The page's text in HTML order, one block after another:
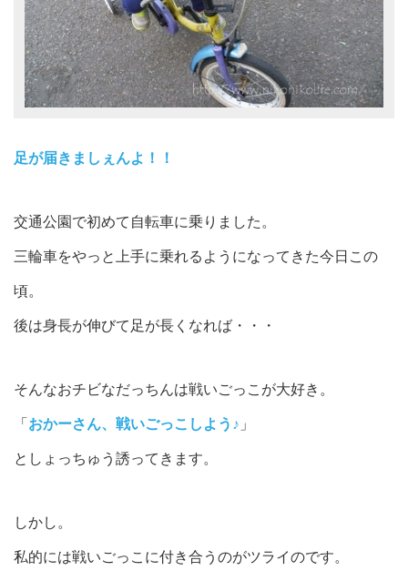
足が届きましぇんよ！！
交通公園で初めて自転車に乗りました。
三輪車をやっと上手に乗れるようになってきた今日この
頃。
後は身長が伸びて足が長くなれば・・・
そんなおチビなだっちんは戦いごっこが大好き。
「 おかーさん、戦いごっこしよう♪ 」
としょっちゅう誘ってきます。
しかし。
私的には戦いごっこに付き合うのがツライのです。